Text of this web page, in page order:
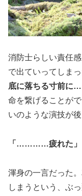
消防士らしい責任
で出ていってしま
底に落ちる寸前に
命を繋げることが
いのような演技が後
「…………疲れた」
渾身の一言だった
しまうという、ぶ